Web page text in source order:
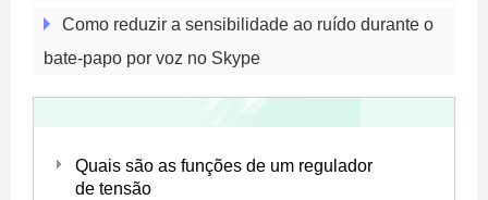
Como reduzir a sensibilidade ao ruído durante o
bate-papo por voz no Skype
Quais são as funções de um regulador
de tensão